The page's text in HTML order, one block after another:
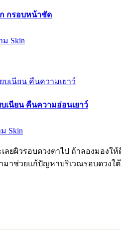
ก กรอบหน้าชัด
Skin
บเนียน คืนความอ่อนเยาว์
Skin
ผิวรอบดวงตาไป ถ้าลองมองใ
ามาช่วยแก้ปัญหาบริเวณรอบดวงใ